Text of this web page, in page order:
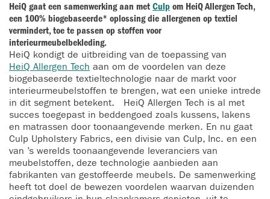
HeiQ gaat een samenwerking aan met Culp om HeiQ Allergen Tech,
een 100% biogebaseerde* oplossing die allergenen op textiel
vermindert, toe te passen op stoffen voor
interieurmeubelbekleding.
HeiQ kondigt de uitbreiding van de toepassing van
HeiQ Allergen Tech aan om de voordelen van deze
biogebaseerde textieltechnologie naar de markt voor
interieurmeubelstoffen te brengen, wat een unieke intrede
in dit segment betekent. HeiQ Allergen Tech is al met
succes toegepast in beddengoed zoals kussens, lakens
en matrassen door toonaangevende merken. En nu gaat
Culp Upholstery Fabrics, een divisie van Culp, Inc. en een
van ’s werelds toonaangevende leveranciers van
meubelstoffen, deze technologie aanbieden aan
fabrikanten van gestoffeerde meubels. De samenwerking
heeft tot doel de bewezen voordelen waarvan duizenden